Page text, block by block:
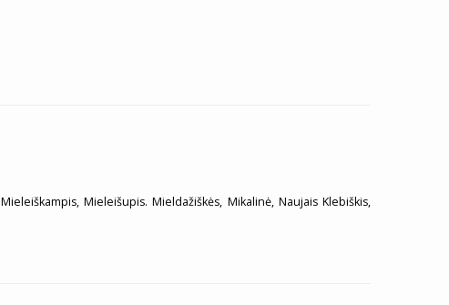
Mieleišupis. Mieldažiškės, Mikalinė, Naujais Klebiškis,